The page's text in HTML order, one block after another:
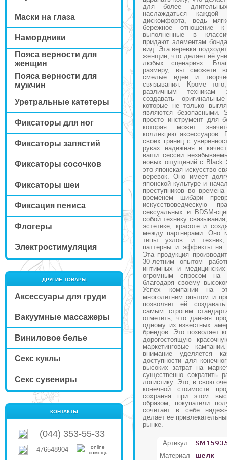
Маски на глаза
Намордники
Пояса верности для
женщин
Пояса верности для
мужчин
Уретральные катетеры
Фиксаторы для ног
Фиксаторы запястий
Фиксаторы сосочков
Фиксаторы шеи
Фиксация пениса
Флогеры
Электростимуляция
ДРУГИЕ ТОВАРЫ
Аксессуары для груди
Вакуумные массажеры
Виниловое белье
Секс куклы
Секс сувениры
КОНТАКТЫ
(044) 353-55-33
476548904
для более
наслаждаться
дискомфорта, ведь
бережное отношение
выполненные в
придают элементам
вид. Эта веревка
женщин, что делает её
любых сценариях.
размеру, вы сможете
смелые идеи и
связывания. Кроме
различным техникам
создавать
которые не только
являются
просто инструмент для
которая может
коллекцию аксессуаров.
своих границ с
руках надежная и
ваши сессии
новых ощущений с Black
это японская искусство
веревок. Оно имеет
японской культуре и
преступников во
временем шибари
искусствоведческую
сексуальных и BDSM-
собой технику
эстетике, красоте и
между партнерами. Оно
типы узлов и техник,
паттерны и эффекты на
Эта продукция
30-летним опытом
интимных и
огромным спросом
благодаря своему
Успех компании на
многолетним опытом и
позволяет ей
самым строгим
отметить, что данная
одному из известных
брендов. Это позволяет
дорогостоящую
маркетинговые
внимание уделяется
доступности для
высоких затрат на
существенно сократить
логистику. Это, в свою
конечной стоимости
сохраняя при этом
образом, покупатели
сочетает в себе
делает ее
рынке.
Артикул:
Материал